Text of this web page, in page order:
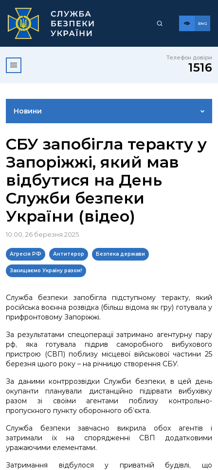
ENG
Телефон довіри
1516
Новини
ВІДЕОГАЛЕРЕЯ
КОНТАКТИ ПРЕСЦЕНТРУ
СБУ запобігла теракту у
Запоріжжі, який мав
відбутися на День
Служби безпеки
України (відео)
10:00, 26 березня 2025
Агресія РФ Антитерор Безпека держави
Захищаємо Україну разом!
Служба безпеки запобігла підступному теракту, який
російська воєнна розвідка (більш відома як гру) готувала у
прифронтовому Запоріжжі.
За результатами спецоперації затримано агентурну пару
рф, яка готувала підрив саморобного вибухового
пристрою (СВП) поблизу місцевої військової частини 25
березня цього року – на річницю створення СБУ.
За даними контррозвідки Служби безпеки, в цей день
окупанти планували дистанційно підірвати вибухівку
разом зі своїми агентами поблизу контрольно-
пропускного пункту оборонного об’єкта.
Служба безпеки завчасно викрила обох агентів і
затримали їх на спорядженні СВП додатковими
уражаючими елементами.
Затримання відбулося у приватній будівлі, що